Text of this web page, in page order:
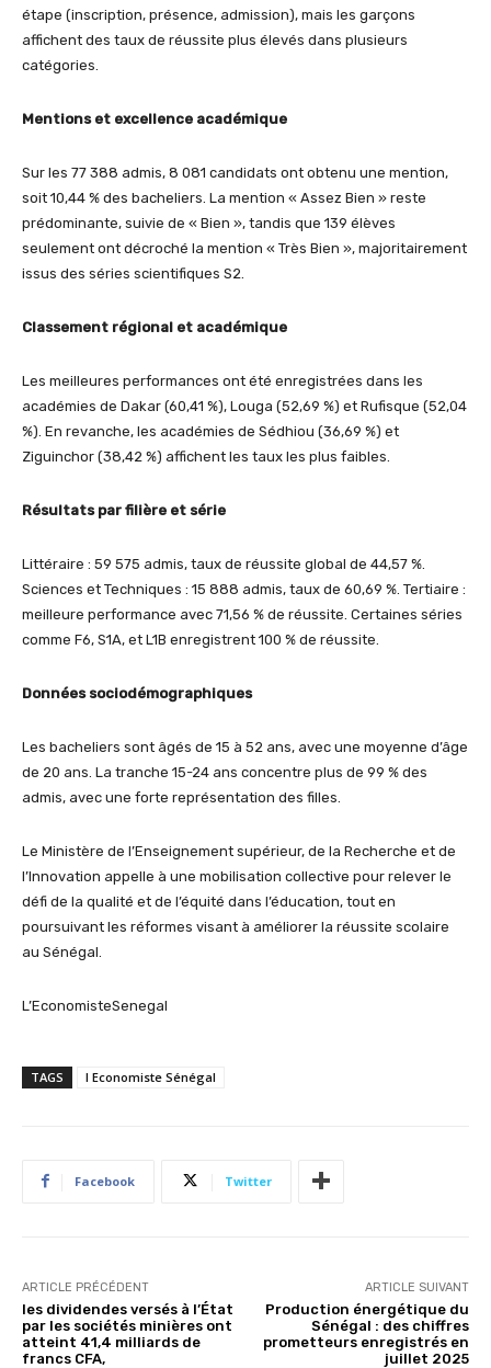
étape (inscription, présence, admission), mais les garçons
affichent des taux de réussite plus élevés dans plusieurs
catégories.
Mentions et excellence académique
Sur les 77 388 admis, 8 081 candidats ont obtenu une mention,
soit 10,44 % des bacheliers. La mention « Assez Bien » reste
prédominante, suivie de « Bien », tandis que 139 élèves
seulement ont décroché la mention « Très Bien », majoritairement
issus des séries scientifiques S2.
Classement régional et académique
Les meilleures performances ont été enregistrées dans les
académies de Dakar (60,41 %), Louga (52,69 %) et Rufisque (52,04
%). En revanche, les académies de Sédhiou (36,69 %) et
Ziguinchor (38,42 %) affichent les taux les plus faibles.
Résultats par filière et série
Littéraire : 59 575 admis, taux de réussite global de 44,57 %.
Sciences et Techniques : 15 888 admis, taux de 60,69 %. Tertiaire :
meilleure performance avec 71,56 % de réussite. Certaines séries
comme F6, S1A, et L1B enregistrent 100 % de réussite.
Données sociodémographiques
Les bacheliers sont âgés de 15 à 52 ans, avec une moyenne d’âge
de 20 ans. La tranche 15-24 ans concentre plus de 99 % des
admis, avec une forte représentation des filles.
Le Ministère de l’Enseignement supérieur, de la Recherche et de
l’Innovation appelle à une mobilisation collective pour relever le
défi de la qualité et de l’équité dans l’éducation, tout en
poursuivant les réformes visant à améliorer la réussite scolaire
au Sénégal.
L’EconomisteSenegal
TAGS l Economiste Sénégal
Facebook Twitter
ARTICLE PRÉCÉDENT
les dividendes versés à l’État
par les sociétés minières ont
atteint 41,4 milliards de
francs CFA,
ARTICLE SUIVANT
Production énergétique du
Sénégal : des chiffres
prometteurs enregistrés en
juillet 2025